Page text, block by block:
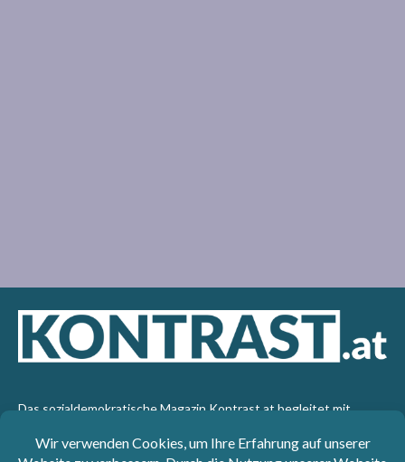
Das sozialdemokratische Magazin Kontrast.at begleitet mit
Gesellschaft, Staat und Wirtschaft von einem progressiven,